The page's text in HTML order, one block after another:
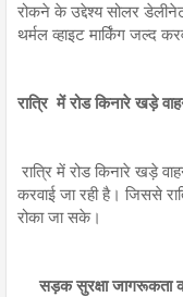
रोकने के उद्देश्य सोलर
थर्मल व्हाइट मार्किंग जल्द
रात्रि में रोड किनारे खड़े
रात्रि में रोड किनारे खड़े
करवाई जा रही है। जिससे
रोका जा सके।
सड़क सुरक्षा जागरूकता